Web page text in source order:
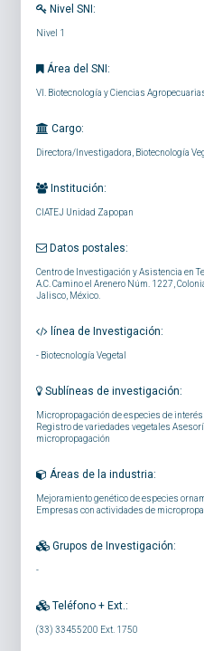
Nivel SNI:
Nivel 1
Área del SNI:
VI. Biotecnología y Ciencias
Cargo:
Directora/Investigadora, Biotecnología
Institución:
CIATEJ Unidad Zapopan
Datos postales:
Centro de Investigación y Asistencia en
A.C. Camino el Arenero Núm. 1227,
Jalisco, México.
línea de Investigación:
- Biotecnología Vegetal
Sublíneas de investigación:
Micropropagación de especies de
Registro de variedades vegetales
micropropagación
Áreas de la industria:
Mejoramiento genético de especies
Empresas con actividades de
Grupos de Investigación:
-
Teléfono + Ext.:
(33) 33455200 Ext. 1750